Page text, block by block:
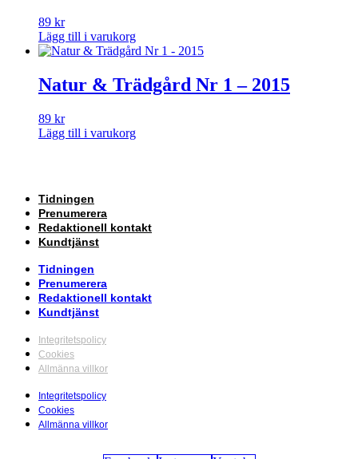
89 kr
Lägg till i varukorg
Natur & Trädgård Nr 1 – 2015
89 kr
Lägg till i varukorg
Tidningen
Prenumerera
Redaktionell kontakt
Kundtjänst
Tidningen
Prenumerera
Redaktionell kontakt
Kundtjänst
Integritetspolicy
Cookies
Allmänna villkor
Integritetspolicy
Cookies
Allmänna villkor